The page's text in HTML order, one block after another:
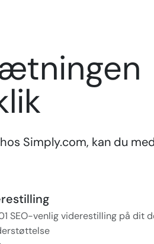
Simply.com, kan du
SEO-venlig viderestilling på dit